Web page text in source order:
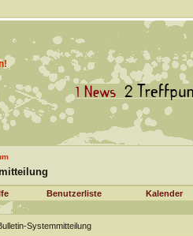
Benutzerliste Kalender
Systemmitteilung